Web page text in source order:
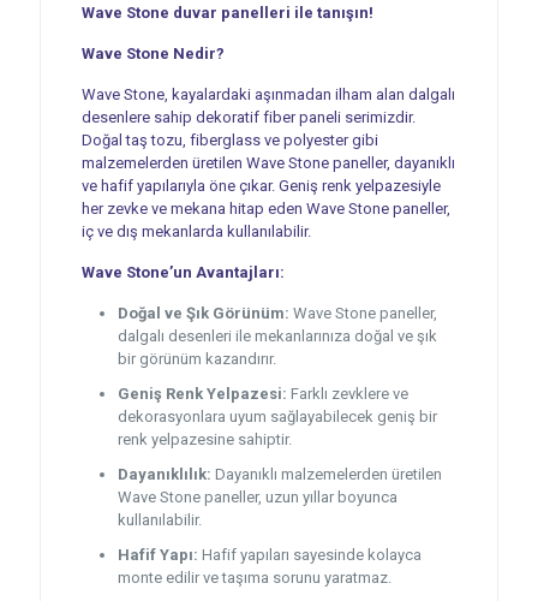
Wave Stone duvar panelleri ile tanışın!
Wave Stone Nedir?
Wave Stone, kayalardaki aşınmadan ilham alan dalgalı
desenlere sahip dekoratif fiber paneli serimizdir.
Doğal taş tozu, fiberglass ve polyester gibi
malzemelerden üretilen Wave Stone paneller, dayanıklı
ve hafif yapılarıyla öne çıkar. Geniş renk yelpazesiyle
her zevke ve mekana hitap eden Wave Stone paneller,
iç ve dış mekanlarda kullanılabilir.
Wave Stone’un Avantajları:
Doğal ve Şık Görünüm: Wave Stone paneller,
dalgalı desenleri ile mekanlarınıza doğal ve şık
bir görünüm kazandırır.
Geniş Renk Yelpazesi: Farklı zevklere ve
dekorasyonlara uyum sağlayabilecek geniş bir
renk yelpazesine sahiptir.
Dayanıklılık: Dayanıklı malzemelerden üretilen
Wave Stone paneller, uzun yıllar boyunca
kullanılabilir.
Hafif Yapı: Hafif yapıları sayesinde kolayca
monte edilir ve taşıma sorunu yaratmaz.